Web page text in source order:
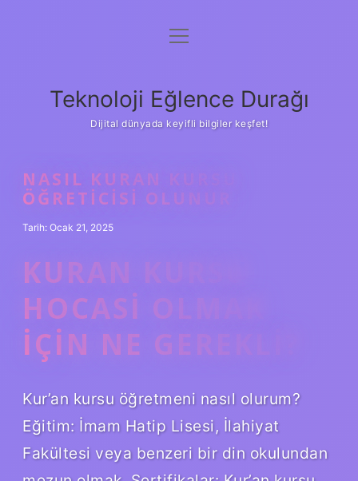
Anasayfa
Yasal Uyarı
menüyü
Teknoloji Eğlence Durağı
Dijital dünyada keyifli bilgiler keşfet!
NASIL KURAN KURSU
ÖĞRETICISI OLUNUR
Tarih: Ocak 21, 2025
KURAN KURSU
HOCASI OLMAK
IÇIN NE GEREKLI?
Kur’an kursu öğretmeni nasıl olurum?
Eğitim: İmam Hatip Lisesi, İlahiyat
Fakültesi veya benzeri bir din okulundan